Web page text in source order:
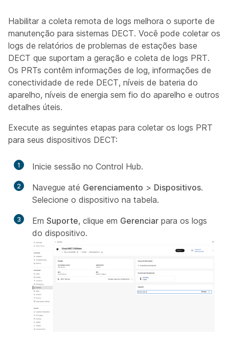
Habilitar a coleta remota de logs melhora o suporte de
manutenção para sistemas DECT. Você pode coletar os
logs de relatórios de problemas de estações base
DECT que suportam a geração e coleta de logs PRT.
Os PRTs contêm informações de log, informações de
conectividade de rede DECT, níveis de bateria do
aparelho, níveis de energia sem fio do aparelho e outros
detalhes úteis.
Execute as seguintes etapas para coletar os logs PRT
para seus dispositivos DECT:
1 Inicie sessão no Control Hub.
2 Navegue até Gerenciamento > Dispositivos.
Selecione o dispositivo na tabela.
3 Em Suporte, clique em Gerenciar para os logs
do dispositivo.